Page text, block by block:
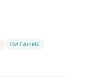
ПИТАНИЕ